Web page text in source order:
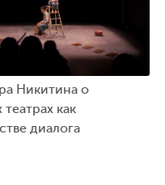
Никитина о
как
диалога